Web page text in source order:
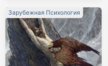
Зарубежная Психология